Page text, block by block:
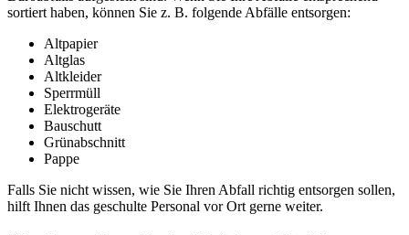
sortiert haben, können Sie z. B. folgende Abfälle entsorgen:
Altpapier
Altglas
Altkleider
Sperrmüll
Elektrogeräte
Bauschutt
Grünabschnitt
Pappe
Falls Sie nicht wissen, wie Sie Ihren Abfall richtig entsorgen sollen,
hilft Ihnen das geschulte Personal vor Ort gerne weiter.